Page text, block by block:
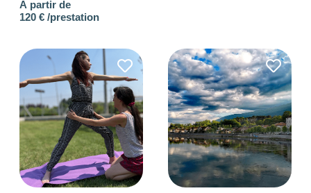
À partir de
120 € /prestation
CONSEILLÉ POUR
Les
filtres.